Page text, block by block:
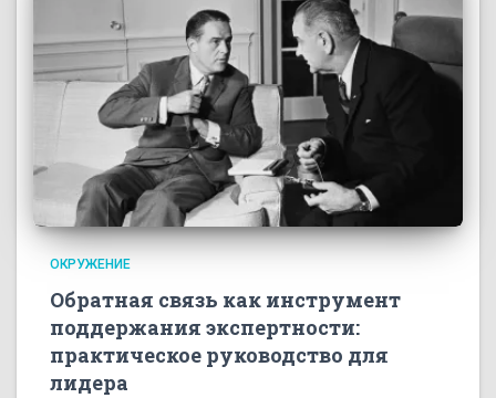
ОКРУЖЕНИЕ
Обратная связь как инструмент
поддержания экспертности:
практическое руководство для
лидера